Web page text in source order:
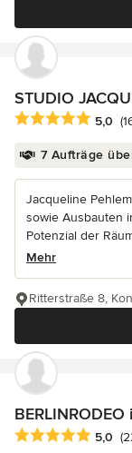
STUDIO
Durchschnittliche
5,0
7 Aufträge
Jacqueline
sowie Ausbauten
Potenzial der
Mehr
Ritterstraße 8,
Durchschnittliche
5,0